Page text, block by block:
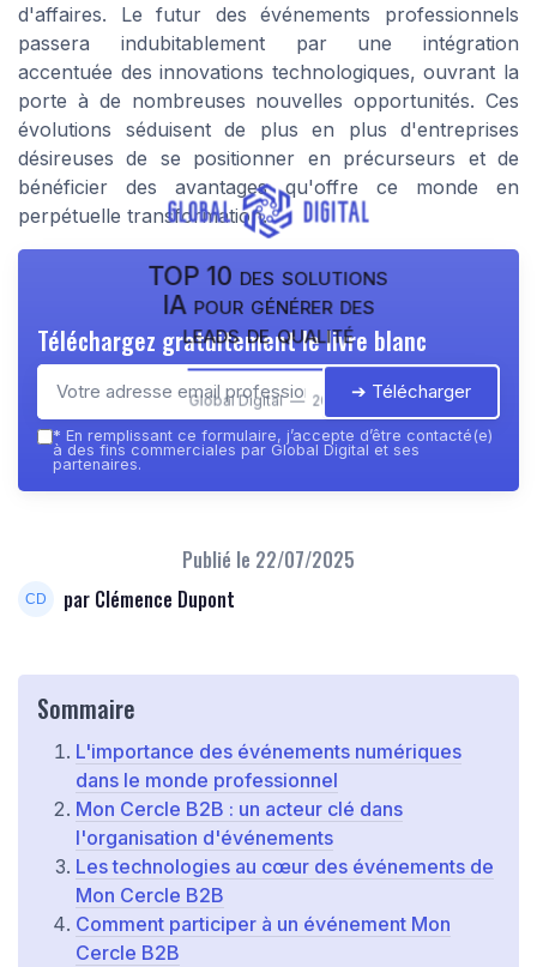
d'affaires. Le futur des événements professionnels
passera indubitablement par une intégration
accentuée des innovations technologiques, ouvrant la
porte à de nombreuses nouvelles opportunités. Ces
évolutions séduisent de plus en plus d'entreprises
désireuses de se positionner en précurseurs et de
bénéficier des avantages qu'offre ce monde en
perpétuelle transformation.
TOP 10 des solutions
IA pour générer des
leads de qualité
Global Digital — 2026
Téléchargez gratuitement le livre blanc
➔ Télécharger
* En remplissant ce formulaire, j’accepte d’être contacté(e)
à des fins commerciales par Global Digital et ses
partenaires.
Publié le 22/07/2025
par Clémence Dupont
Sommaire
L'importance des événements numériques
dans le monde professionnel
Mon Cercle B2B : un acteur clé dans
l'organisation d'événements
Les technologies au cœur des événements de
Mon Cercle B2B
Comment participer à un événement Mon
Cercle B2B